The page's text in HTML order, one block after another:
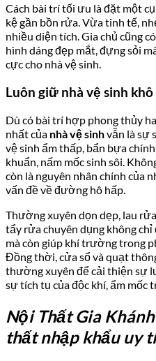
Cách bài trí tối ưu là đặt một
kệ gần bồn rửa. Vừa tinh tế,
nhiều diện tích. Gia chủ cũng
hình dáng đẹp mắt, đựng sỏi
cực cho nhà vệ sinh.
Luôn giữ nhà vệ sinh khô
Dù có bài trí hợp phong thủy
nhất của nhà vệ sinhvẫn là sự
vệ sinh ẩm thấp, bẩn bựa
khuẩn, nấm mốc sinh sôi.
còn là nguyên nhân chính của
vấn đề về đường hô hấp.
Thường xuyên dọn dẹp, lau
tẩy rửa chuyên dụng không
mà còn giúp khí trường trong
Đồng thời, cửa sổ và quạt
thường xuyên để cải thiện sự
sự tích tụ của độc khí, ẩm mốc
Nội Thất Gia Khánh
thất nhập khẩu uy